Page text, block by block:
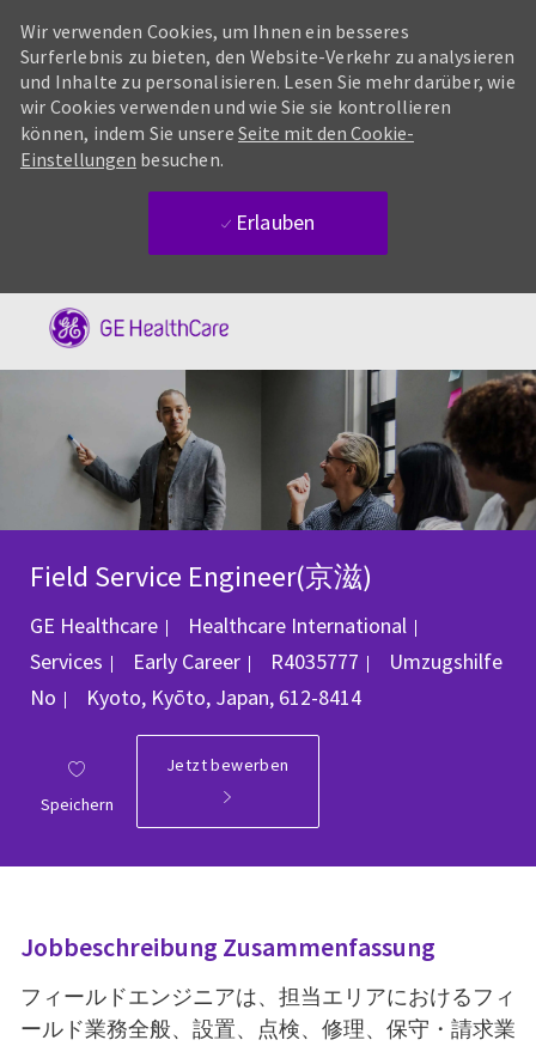
Wir verwenden Cookies, um Ihnen ein besseres
Surferlebnis zu bieten, den Website-Verkehr zu analysieren
und Inhalte zu personalisieren. Lesen Sie mehr darüber, wie
wir Cookies verwenden und wie Sie sie kontrollieren
können, indem Sie unsere Seite mit den Cookie-
Einstellungen besuchen.
Erlauben
Field Service Engineer(京滋)
GE Healthcare Healthcare International
Services
Early Career Job-ID
R4035777
Umzugshilfe
No
Ort
Kyoto, Kyōto, Japan, 612-8414
Speichern
Jetzt bewerben
Jobbeschreibung Zusammenfassung
フィールドエンジニアは、担当エリアにおけるフィ
ールド業務全般、設置、点検、修理、保守・請求業